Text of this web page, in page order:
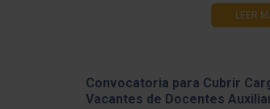
LEER
Convocatoria para Cubrir
Vacantes de Docentes